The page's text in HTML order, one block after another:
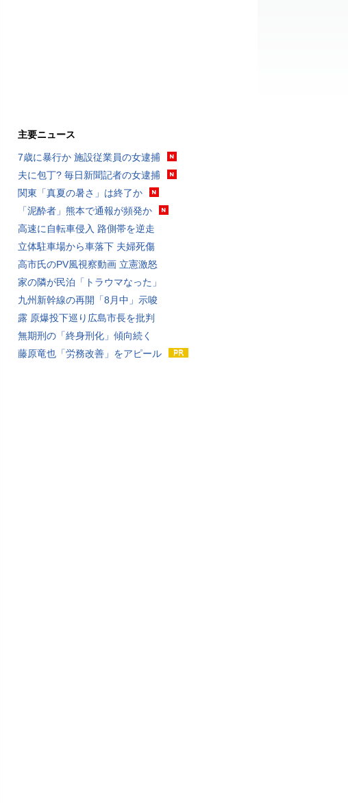
主要ニュース
7歳に暴行か 施設従業員の女逮捕
夫に包丁? 毎日新聞記者の女逮捕
関東「真夏の暑さ」は終了か
「泥酔者」熊本で通報が頻発か
高速に自転車侵入 路側帯を逆走
立体駐車場から車落下 夫婦死傷
高市氏のPV風視察動画 立憲激怒
家の隣が民泊「トラウマなった」
九州新幹線の再開「8月中」示唆
露 原爆投下巡り広島市長を批判
無期刑の「終身刑化」傾向続く
藤原竜也「労務改善」をアピール